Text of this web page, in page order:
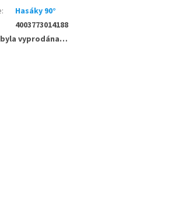
:
Hasáky 90°
4003773014188
vyprodána…